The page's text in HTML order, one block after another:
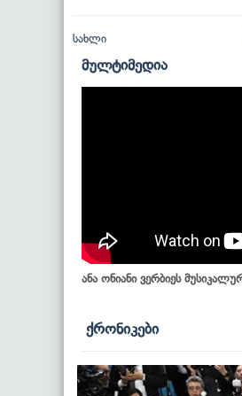
სახლი
მულტიმედია
ანა ონიანი ვერბიეს
ქრონიკები